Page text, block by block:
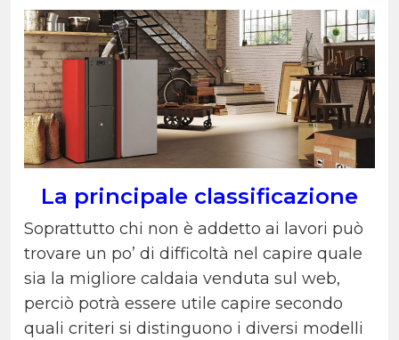
La principale classificazione
Soprattutto chi non è addetto ai lavori può
trovare un po’ di difficoltà nel capire quale
sia la migliore caldaia venduta sul web,
perciò potrà essere utile capire secondo
quali criteri si distinguono i diversi modelli